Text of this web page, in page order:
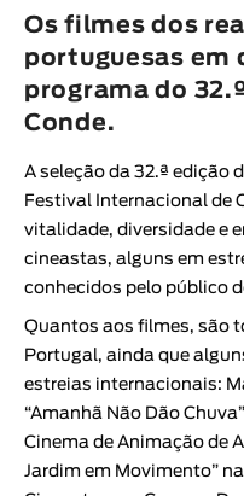
Animar
DURAÇÃO
< / >
GÉNERO
Ficção
Animação
Experimental
Documentário
Os filmes dos
portuguesas em
programa do
Conde.
A seleção da 32.ª edição
Festival Internacional de
vitalidade, diversidade e
cineastas, alguns em
conhecidos pelo público
Quantos aos filmes, são
Portugal, ainda que
estreias internacionais:
“Amanhã Não Dão
Cinema de Animação de
Jardim em Movimento”